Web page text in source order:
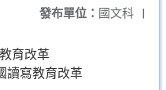
發布單位： 國文科 |
育改革